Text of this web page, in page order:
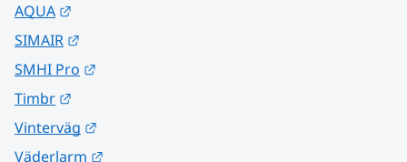
AQUA
SIMAIR
SMHI Pro
Timbr
Vinterväg
Väderlarm